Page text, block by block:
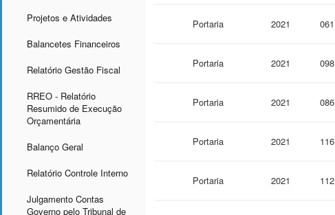
Projetos e Atividades
Balancetes Financeiros
Relatório Gestão Fiscal
RREO - Relatório
Resumido de Execução
Orçamentária
Balanço Geral
Relatório Controle Interno
Julgamento Contas
Governo pelo Tribunal de
Portaria 2021 061
Portaria 2021 098
Portaria 2021 086
Portaria 2021 116
Portaria 2021 112